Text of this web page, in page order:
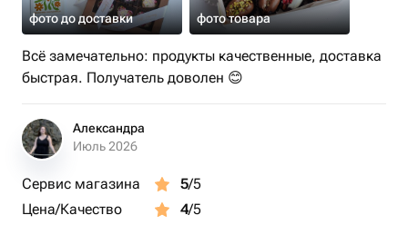
фото до доставки фото товара
Всё замечательно: продукты качественные, доставка
быстрая. Получатель доволен 😊
Александра
Июль 2026
Сервис магазина 5/5
Цена/Качество
4/5